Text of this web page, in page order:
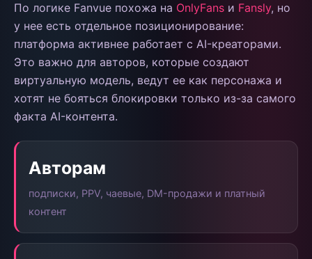
По логике Fanvue похожа на OnlyFans и Fansly, но
у нее есть отдельное позиционирование:
платформа активнее работает с AI-креаторами.
Это важно для авторов, которые создают
виртуальную модель, ведут ее как персонажа и
хотят не бояться блокировки только из-за самого
факта AI-контента.
Авторам
подписки, PPV, чаевые, DM-продажи и платный
контент